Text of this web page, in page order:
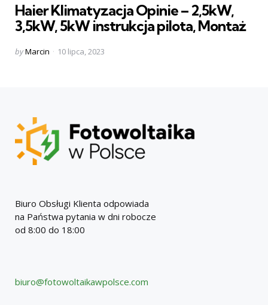
Haier Klimatyzacja Opinie – 2,5kW,
3,5kW, 5kW instrukcja pilota, Montaż
Posted
byMarcin 10 lipca, 2023
Biuro Obsługi Klienta odpowiada
na Państwa pytania w dni robocze
od 8:00 do 18:00
biuro@fotowoltaikawpolsce.com